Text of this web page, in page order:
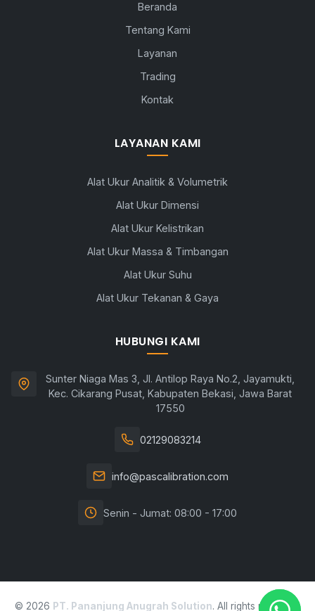
Beranda
Tentang Kami
Layanan
Trading
Kontak
LAYANAN KAMI
Alat Ukur Analitik & Volumetrik
Alat Ukur Dimensi
Alat Ukur Kelistrikan
Alat Ukur Massa & Timbangan
Alat Ukur Suhu
Alat Ukur Tekanan & Gaya
HUBUNGI KAMI
Sunter Niaga Mas 3, Jl. Antilop Raya No.2, Jayamukti,
Kec. Cikarang Pusat, Kabupaten Bekasi, Jawa Barat
17550
02129083214
info@pascalibration.com
Senin - Jumat: 08:00 - 17:00
© 2026 PT. Pananjung Anugrah Solution. All rights reserved.